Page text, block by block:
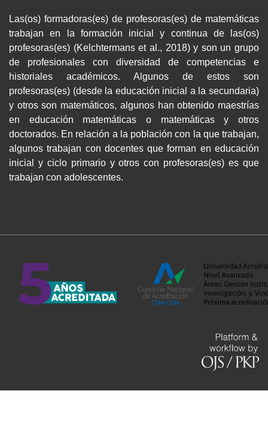
Las(os) formadoras(es) de profesoras(es) de matemáticas
trabajan en la formación inicial y continua de las(os)
profesoras(es) (Kelchtermans et al., 2018) y son un grupo
de profesionales con diversidad de competencias e
historiales académicos. Algunos de estos son
profesoras(es) (desde la educación inicial a la secundaria)
y otros son matemáticos, algunos han obtenido maestrías
en educación matemáticas o matemáticas y otros
doctorados. En relación a la población con la que trabajan,
algunos trabajan con docentes que forman en educación
inicial y ciclo primario y otros con profesoras(es) es que
trabajan con adolescentes.